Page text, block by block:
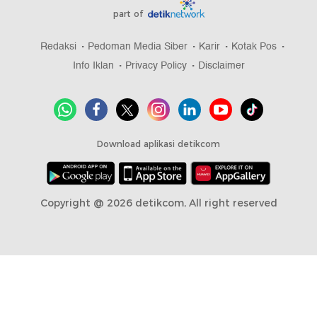
part of
Redaksi Pedoman Media Siber Karir
Kotak Pos
Info Iklan
Privacy Policy Disclaimer
Download aplikasi detikcom
Copyright @ 2026 detikcom, All right reserved